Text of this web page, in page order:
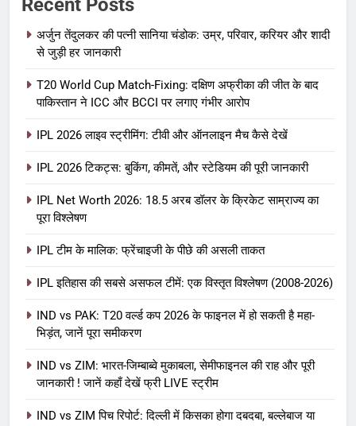
Recent Posts
अर्जुन तेंदुलकर की पत्नी सानिया चंडोक: उम्र, परिवार, करियर और शादी
से जुड़ी हर जानकारी
T20 World Cup Match-Fixing: दक्षिण अफ्रीका की जीत के बाद
पाकिस्तान ने ICC और BCCI पर लगाए गंभीर आरोप
IPL 2026 लाइव स्ट्रीमिंग: टीवी और ऑनलाइन मैच कैसे देखें
IPL 2026 टिकट्स: बुकिंग, कीमतें, और स्टेडियम की पूरी जानकारी
IPL Net Worth 2026: 18.5 अरब डॉलर के क्रिकेट साम्राज्य का
पूरा विश्लेषण
IPL टीम के मालिक: फ्रेंचाइजी के पीछे की असली ताकत
IPL इतिहास की सबसे असफल टीमें: एक विस्तृत विश्लेषण (2008-2026)
IND vs PAK: T20 वर्ल्ड कप 2026 के फाइनल में हो सकती है महा-
भिड़ंत, जानें पूरा समीकरण
IND vs ZIM: भारत-जिम्बाब्वे मुकाबला, सेमीफाइनल की राह और पूरी
जानकारी ! जानें कहाँ देखें फ्री LIVE स्ट्रीम
IND vs ZIM पिच रिपोर्ट: दिल्ली में किसका होगा दबदबा, बल्लेबाज या
IPL Net Worth 2026: 18.5 अरब डॉलर
आईपीएल 2026 क्रिकेट
IPL टीम के मालिक: फ्रेंचाइजी के पीछे की
असली ताकत
आईपीएल 2026 क्रिकेट
IPL इतिहास की सबसे असफल टीमें: एक